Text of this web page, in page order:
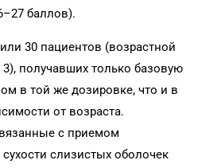
баллов).
30 пациентов (возрастной
3), получавших только базовую
в той же дозировке, что и в
от возраста.
с приемом
слизистых оболочек